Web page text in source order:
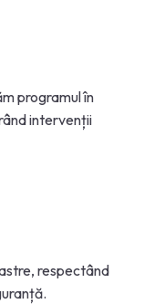
programul în
intervenții
respectând